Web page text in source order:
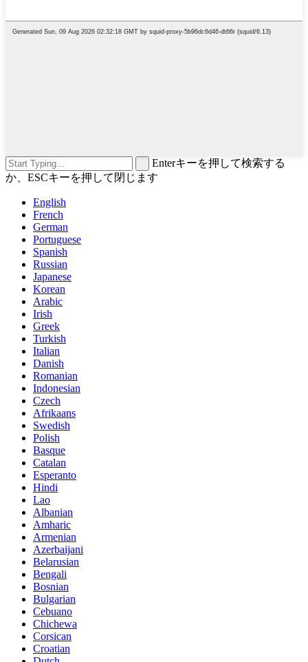
Enterキーを押して検索する
か、ESCキーを押して閉じます
English
French
German
Portuguese
Spanish
Russian
Japanese
Korean
Arabic
Irish
Greek
Turkish
Italian
Danish
Romanian
Indonesian
Czech
Afrikaans
Swedish
Polish
Basque
Catalan
Esperanto
Hindi
Lao
Albanian
Amharic
Armenian
Azerbaijani
Belarusian
Bengali
Bosnian
Bulgarian
Cebuano
Chichewa
Corsican
Croatian